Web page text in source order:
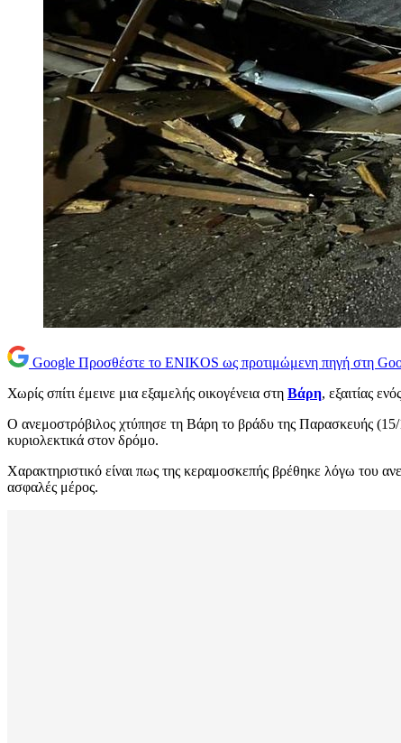
Google Προσθέστε το ENIKOS ως προτιμώμενη πηγή στη
Χωρίς σπίτι έμεινε μια εξαμελής οικογένεια στη Βάρη, εξαιτίας ενός
Ο ανεμοστρόβιλος χτύπησε τη Βάρη το βράδυ της Παρασκευής (15/
κυριολεκτικά στον δρόμο.
Χαρακτηριστικό είναι πως της κεραμοσκεπής βρέθηκε λόγω του
ασφαλές μέρος.